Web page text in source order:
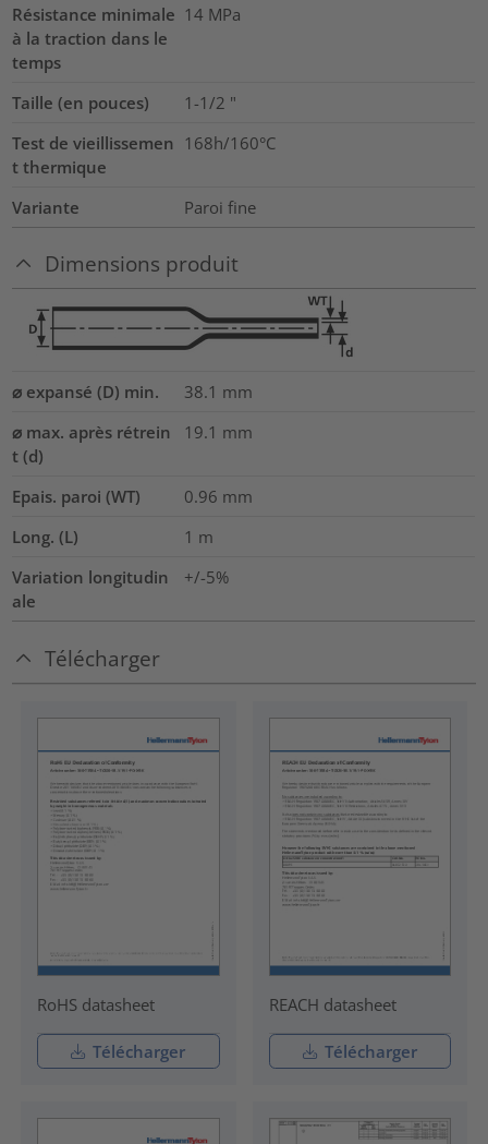
Résistance minimale
à la traction dans le
temps
14 MPa
Taille (en pouces) 1-1/2 "
Test de vieillissemen
t thermique
168h/160°C
Variante Paroi fine
Dimensions produit
⌀ expansé (D) min. 38.1 mm
⌀ max. après rétrein
t (d)
19.1 mm
Epais. paroi (WT) 0.96 mm
Long. (L)
1 m
Variation longitudin
ale
+/-5%
Télécharger
RoHS datasheet
Télécharger
REACH datasheet
Télécharger